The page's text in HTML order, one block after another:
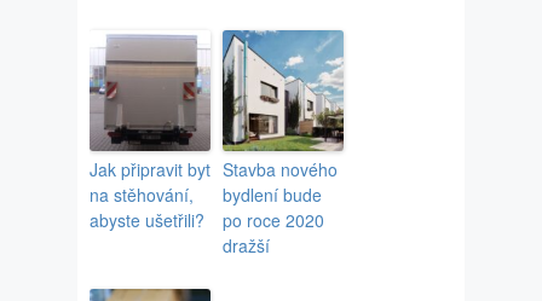
Jak připravit byt
na stěhování,
abyste ušetřili?
Stavba nového
bydlení bude
po roce 2020
dražší